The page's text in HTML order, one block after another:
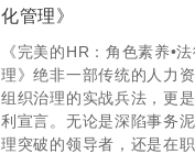
化管理》
《完美的HR：角色素养•
理》绝非一部传统的人力
组织治理的实战兵法，更
利宣言。无论是深陷事务
理突破的领导者，还是在